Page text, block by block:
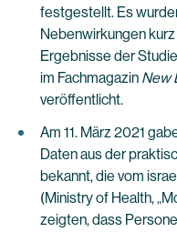
festgestellt. Es
Nebenwirkungen
Ergebnisse der
im Fachmagazin New
veröffentlicht.
Am 11. März 2021
Daten aus der
bekannt, die vom
(Ministry of Health,
zeigten, dass